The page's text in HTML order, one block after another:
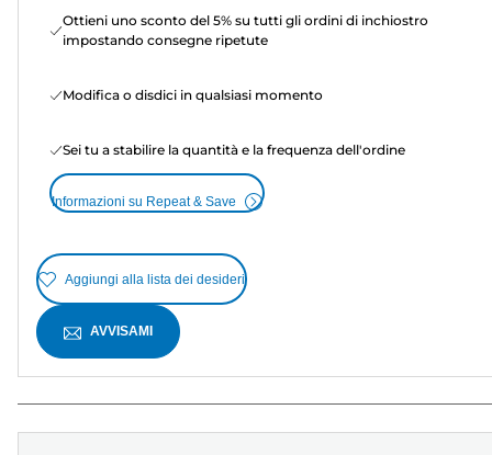
Ottieni uno sconto del 5% su tutti gli ordini di inchiostro
impostando consegne ripetute
Modifica o disdici in qualsiasi momento
Sei tu a stabilire la quantità e la frequenza dell'ordine
Informazioni su Repeat & Save
Aggiungi alla lista dei desideri
AVVISAMI